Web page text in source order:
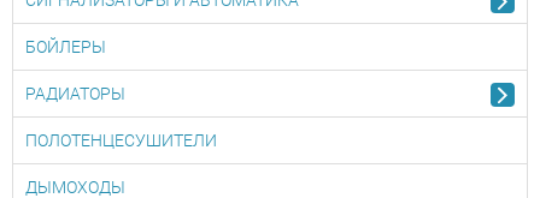
БОЙЛЕРЫ
РАДИАТОРЫ
ПОЛОТЕНЦЕСУШИТЕЛИ
ДЫМОХОДЫ